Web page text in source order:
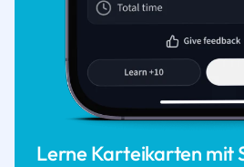
Lerne Karteikarten mit